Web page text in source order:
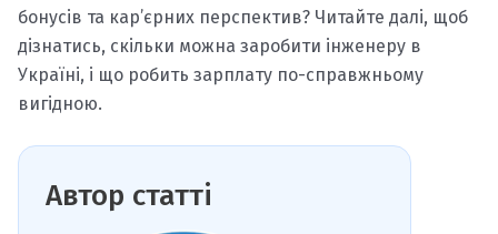
бонусів та кар’єрних перспектив? Читайте далі, щоб
дізнатись, скільки можна заробити інженеру в
Україні, і що робить зарплату по-справжньому
вигідною.
Автор статті